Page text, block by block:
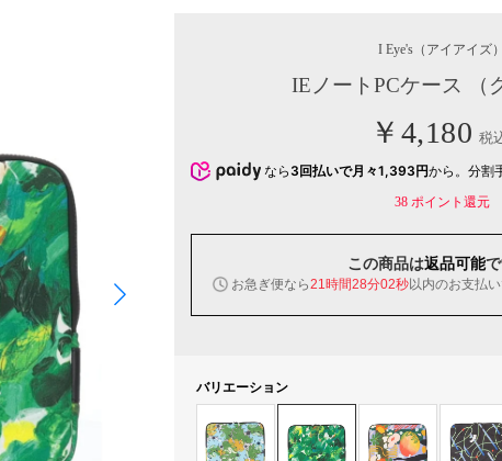
I Eye's （アイアイズ）
IEノートPCケース （
￥4,180 税
なら 3回払いで月々1,393円から。分割
38ポイント還元
この商品は返品可能
お急ぎ便なら21時間28分02秒以内のお支払
バリエーション